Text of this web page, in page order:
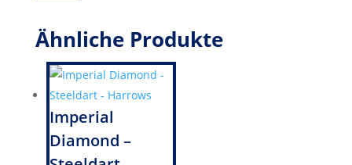
Ähnliche Produkte
Imperial
Diamond –